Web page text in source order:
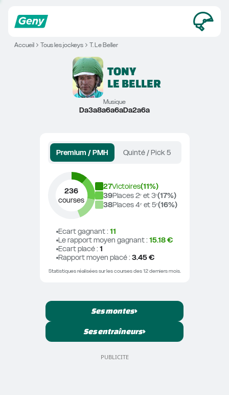
Accueil Tous les jockeys T. Le Beller
TONY
LE BELLER
Musique
Da3a8a6a6aDa2a6a
Premium / PMH Quinté / Pick 5
236
courses
27Victoires(11%)
39Places 2ᵉ et 3ᵉ(17%)
38Places 4ᵉ et 5ᵉ(16%)
Ecart gagnant : 11
Le rapport moyen gagnant : 15.18 €
Ecart placé : 1
Rapport moyen placé : 3.45 €
Statistiques réalisées sur les courses des 12 derniers mois.
Ses montes
Ses entraîneurs